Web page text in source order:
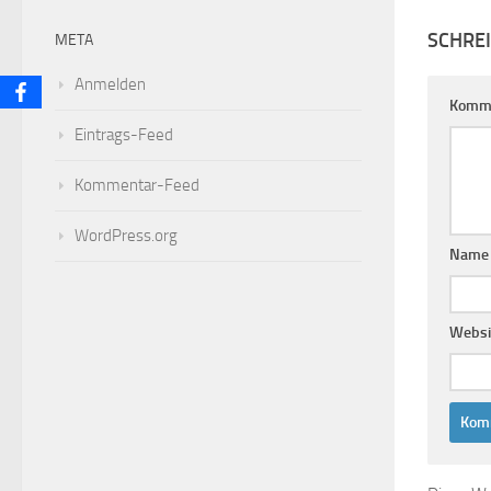
Name
META
Anmelden
Eintrags-Feed
Kommentar-Feed
WordPress.org